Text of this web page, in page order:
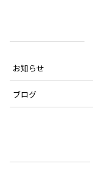
お知らせ
ブログ